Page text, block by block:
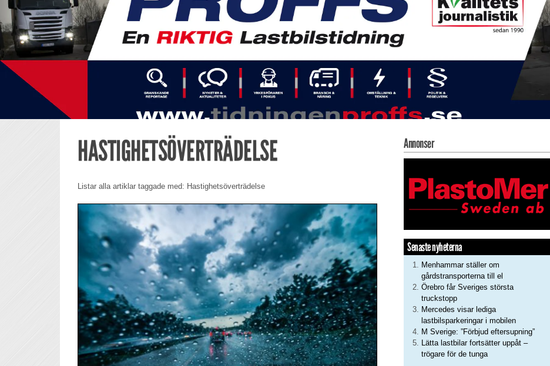
HASTIGHETSÖVERTRÄDELSE
Listar alla artiklar taggade med: Hastighetsöverträdelse
Annonser
Senaste nyheterna
Menhammar ställer om
gårdstransporterna till el
Örebro får Sveriges största
truckstopp
Mercedes visar lediga
lastbilsparkeringar i mobilen
M Sverige: ”Förbjud eftersupning”
Lätta lastbilar fortsätter uppåt –
trögare för de tunga